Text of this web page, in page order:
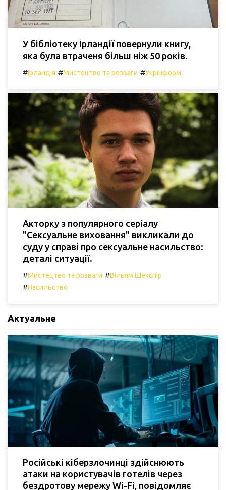
У бібліотеку Ірландії повернули книгу,
яка була втраченя більш ніж 50 років.
#Ірландія #Мистецтво та розваги #Укрінформ
Акторку з популярного серіалу
"Сексуальне виховання" викликали до
суду у справі про сексуальне насильство:
деталі ситуації.
#Мистецтво та розваги #Вільям Шекспір
#Насильство
Актуальне
Російські кіберзлочинці здійснюють
атаки на користувачів готелів через
бездротову мережу Wi-Fi, повідомляє